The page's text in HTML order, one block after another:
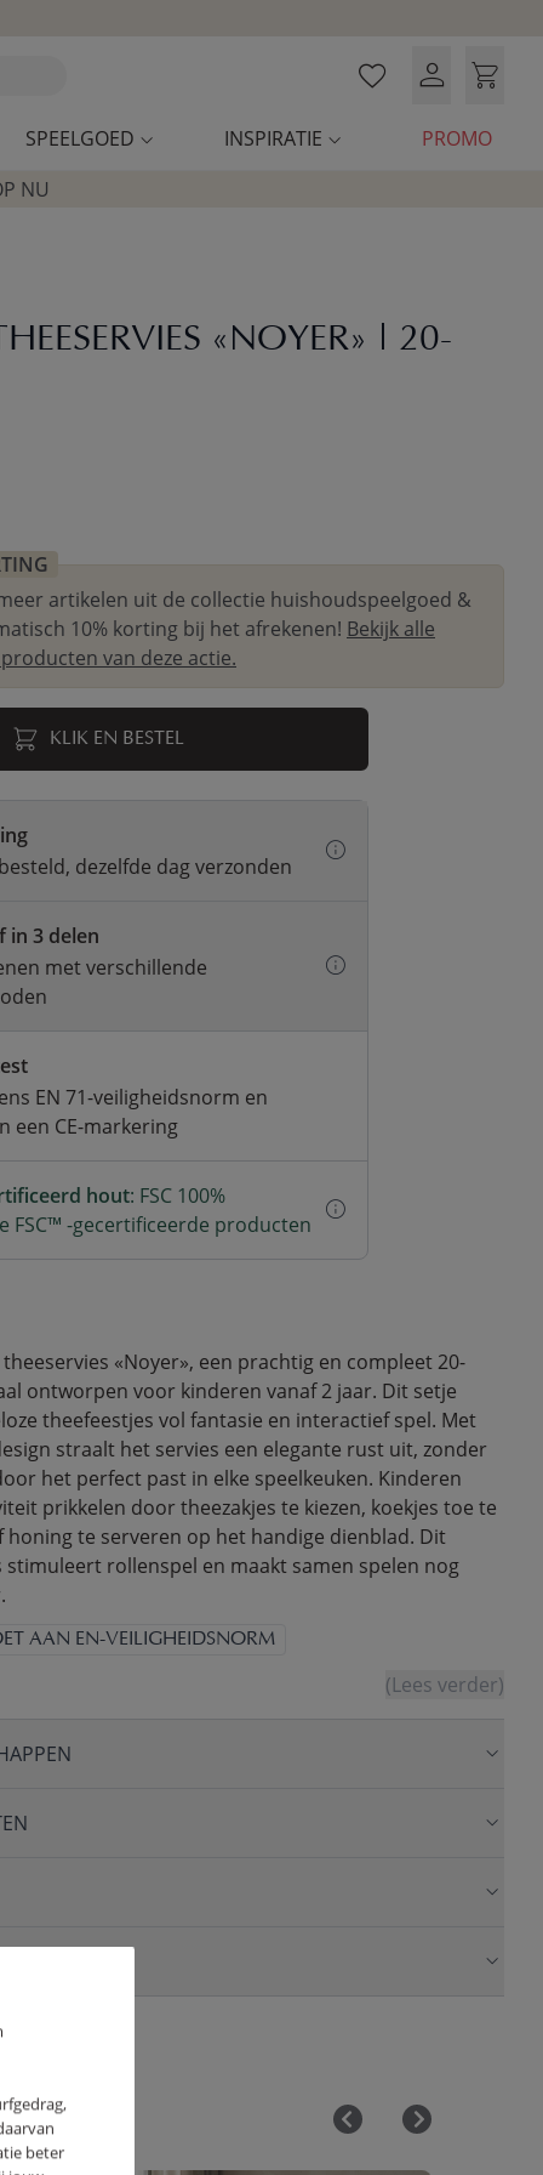
beter
SPEELGOED INSPIRATIE
PROMO
NU
«NOYER» | 20-
artikelen uit de collectie huishoudspeelgoed &
10% korting bij het afrekenen! Bekijk alle
van deze actie.
KLIK EN BESTEL
dezelfde dag verzonden
in 3 delen
met verschillende
EN 71-veiligheidsnorm en
een CE-markering
hout: FSC 100%
FSC™ -gecertificeerde producten
«Noyer», een prachtig en compleet 20-
ontworpen voor kinderen vanaf 2 jaar. Dit setje
theefeestjes vol fantasie en interactief spel. Met
straalt het servies een elegante rust uit, zonder
het perfect past in elke speelkeuken. Kinderen
prikkelen door theezakjes te kiezen, koekjes toe te
honing te serveren op het handige dienblad. Dit
rollenspel en maakt samen spelen nog
AAN EN-VEILIGHEIDSNORM
(Lees verder)